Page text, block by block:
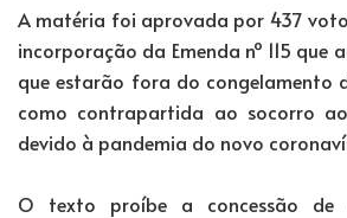
A matéria foi aprovada por 437
incorporação da Emenda nº 115 que
que estarão fora do congelamento
como contrapartida ao socorro
devido à pandemia do novo
O texto proíbe a concessão de